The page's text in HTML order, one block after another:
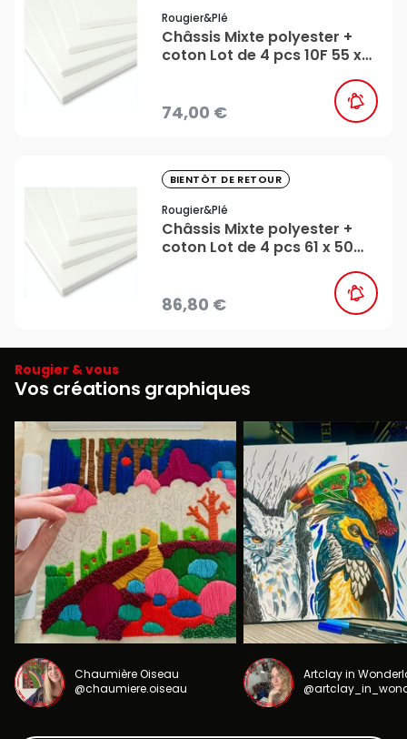
Rougier&plé
Châssis Mixte polyester +
coton Lot de 4 pcs 10F 55 x
74,00 €
BIENTÔT DE RETOUR
Rougier&plé
Châssis Mixte polyester +
coton Lot de 4 pcs 61 x 50
86,80 €
Rougier & vous
Vos créations graphiques
Chaumière Oiseau
@chaumiere.oiseau
Artclay in